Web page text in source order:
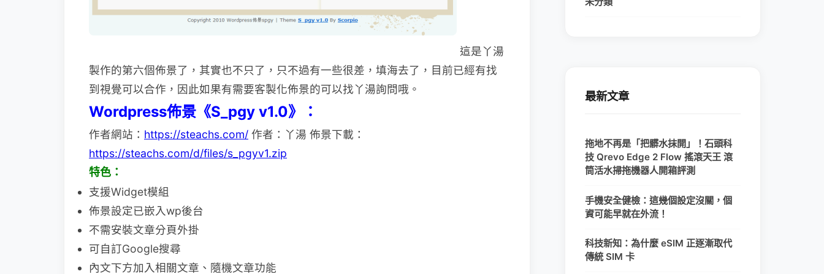
這是丫湯
製作的第六個佈景了，其實也不只了，只不過有一些很差，填海去了，目前已經有找
到視覺可以合作，因此如果有需要客製化佈景的可以找丫湯詢問哦。
Wordpress佈景《S_pgy v1.0》：
作者網站： https://steachs.com/ 作者：丫湯 佈景下載：
https://steachs.com/d/files/s_pgyv1.zip
特色：
支援Widget模組
佈景設定已嵌入wp後台
不需安裝文章分頁外掛
可自訂Google搜尋
內文下方加入相關文章、隨機文章功能
最新文章
拖地不再是「把髒水抹開」！石頭科
技 Qrevo Edge 2 Flow 搖滾天王 滾
筒活水掃拖機器人開箱評測
手機安全健檢：這幾個設定沒關，個
資可能早就在外流！
科技新知：為什麼 eSIM 正逐漸取代
傳統 SIM 卡